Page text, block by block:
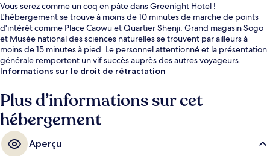
Vous serez comme un coq en pâte dans Greenight Hotel !
L'hébergement se trouve à moins de 10 minutes de marche de points
d'intérêt comme Place Caowu et Quartier Shenji. Grand magasin Sogo
et Musée national des sciences naturelles se trouvent par ailleurs à
moins de 15 minutes à pied. Le personnel attentionné et la présentation
générale remportent un vif succès auprès des autres voyageurs.
Informations sur le droit de rétractation
Plus d’informations sur cet
hébergement
Aperçu